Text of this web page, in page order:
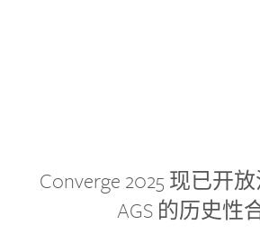
Converge 2025 现已开
AGS 的历史性